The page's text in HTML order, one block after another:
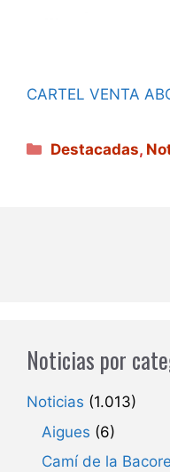
CARTEL VENTA
Categorías
Destacadas,
Noticias por
Noticias (1.013)
Aigues (6)
Camí de la